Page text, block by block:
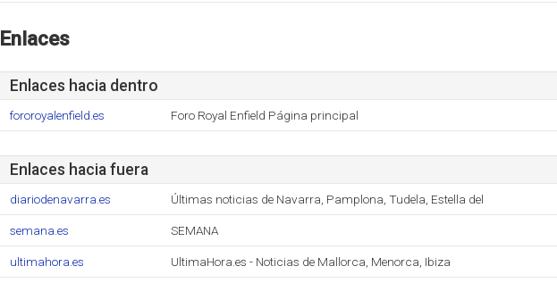
Enlaces
Enlaces hacia dentro
fororoyalenfield.es Foro Royal Enfield Página principal
Enlaces hacia fuera
diariodenavarra.es Últimas noticias de Navarra, Pamplona, Tudela, Estella del
semana.es SEMANA
ultimahora.es UltimaHora.es - Noticias de Mallorca, Menorca, Ibiza